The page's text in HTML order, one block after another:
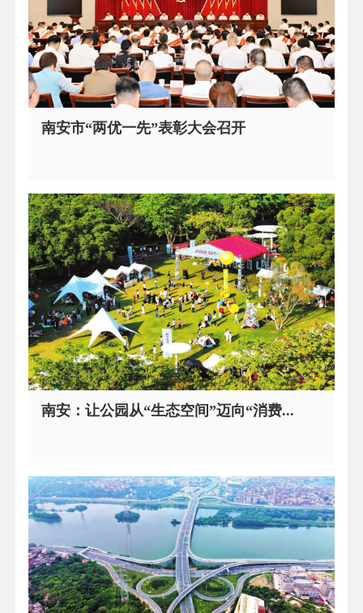
南安市“两优一先”表彰大会召开
南安：让公园从“生态空间”迈向“消费...